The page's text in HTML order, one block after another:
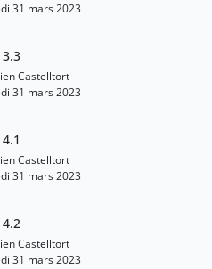
31 mars 2023
Castelltort
31 mars 2023
Castelltort
31 mars 2023
Castelltort
31 mars 2023